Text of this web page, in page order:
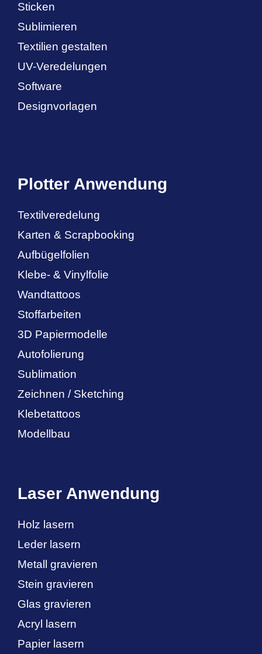
Sticken
Sublimieren
Textilien gestalten
UV-Veredelungen
Software
Designvorlagen
Plotter Anwendung
Textilveredelung
Karten & Scrapbooking
Aufbügelfolien
Klebe- & Vinylfolie
Wandtattoos
Stoffarbeiten
3D Papiermodelle
Autofolierung
Sublimation
Zeichnen / Sketching
Klebetattoos
Modellbau
Laser Anwendung
Holz lasern
Leder lasern
Metall gravieren
Stein gravieren
Glas gravieren
Acryl lasern
Papier lasern